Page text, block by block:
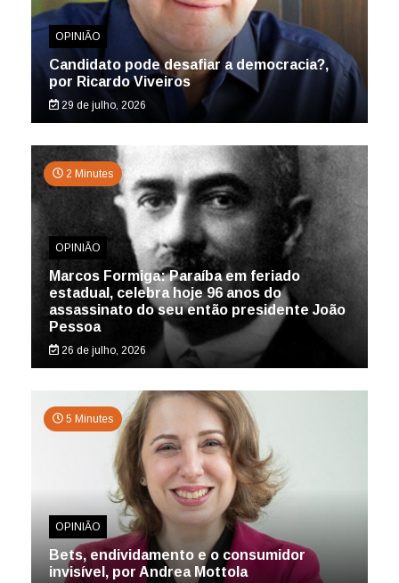
OPINIÃO
Candidato pode desafiar a democracia?,
por Ricardo Viveiros
29 de julho, 2026
2 Minutes
OPINIÃO
Marcos Formiga: Paraíba em feriado
estadual, celebra hoje 96 anos do
assassinato do seu então presidente João
Pessoa
26 de julho, 2026
5 Minutes
OPINIÃO
Bets, endividamento e o consumidor
invisível, por Andrea Mottola